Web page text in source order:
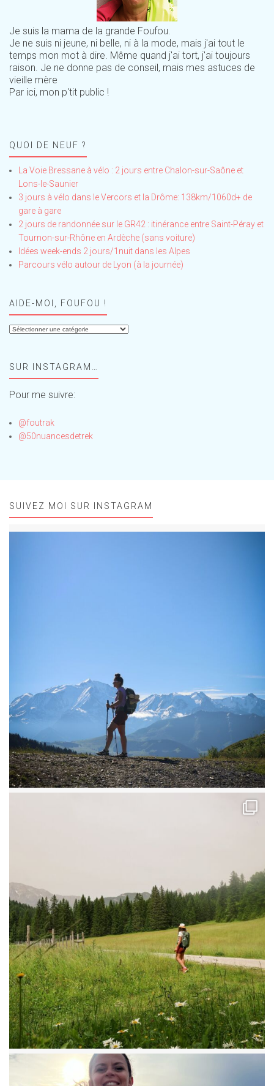
Je suis la mama de la grande Foufou.
Je ne suis ni jeune, ni belle, ni à la mode, mais j'ai tout le
temps mon mot à dire. Même quand j'ai tort, j'ai toujours
raison. Je ne donne pas de conseil, mais mes astuces de
vieille mère
Par ici, mon p'tit public !
QUOI DE NEUF ?
La Voie Bressane à vélo : 2 jours entre Chalon-sur-Saône et
Lons-le-Saunier
3 jours à vélo dans le Vercors et la Drôme: 138km/1060d+ de
gare à gare
2 jours de randonnée sur le GR42 : itinérance entre Saint-Péray et
Tournon-sur-Rhône en Ardèche (sans voiture)
Idées week-ends 2 jours/1nuit dans les Alpes
Parcours vélo autour de Lyon (à la journée)
AIDE-MOI, FOUFOU !
Aide-
!SUR INSTAGRAM…
Pour me suivre:
@foutrak
@50nuancesdetrek
SUIVEZ MOI SUR INSTAGRAM